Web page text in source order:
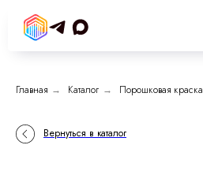
Главная → Каталог → Порошковая краска
Вернуться в каталог